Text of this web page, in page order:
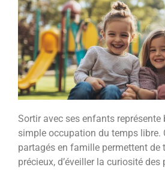
Sortir avec ses enfants représente
simple occupation du temps libre.
partagés en famille permettent de
précieux, d’éveiller la curiosité des